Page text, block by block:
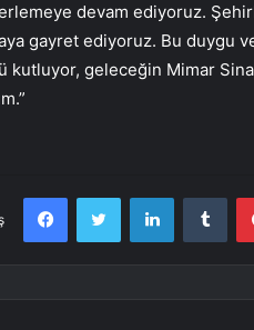
devam ediyoruz.
gayret ediyoruz. Bu duygu
kutluyor, geleceğin Mimar
FacebookTwitter LinkedIn